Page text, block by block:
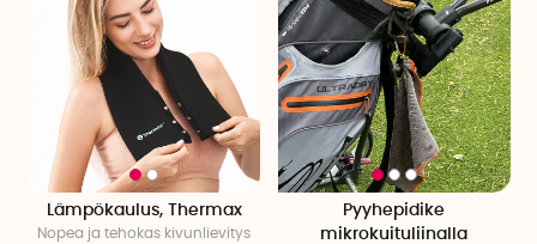
Lämpökaulus, Thermax
Nopea ja tehokas kivunlievitys
Pyyhepidike
mikrokuituliinalla